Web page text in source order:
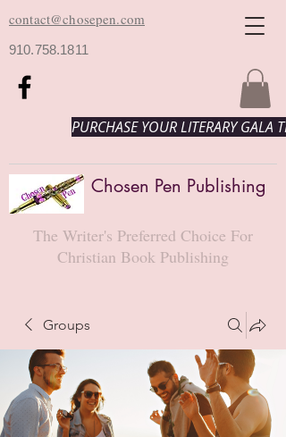
contact@chosepen.com
910.758.1811
PURCHASE YOUR LITERARY GALA
Chosen Pen Publishing
The Writer's Preferred Choice For
Christian Book Publishing
Groups